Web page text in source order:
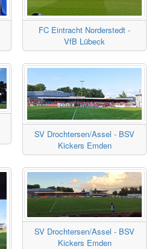
FC Eintracht Norderstedt -
VfB Lübeck
SV Drochtersen/Assel - BSV
Kickers Emden
SV Drochtersen/Assel - BSV
Kickers Emden